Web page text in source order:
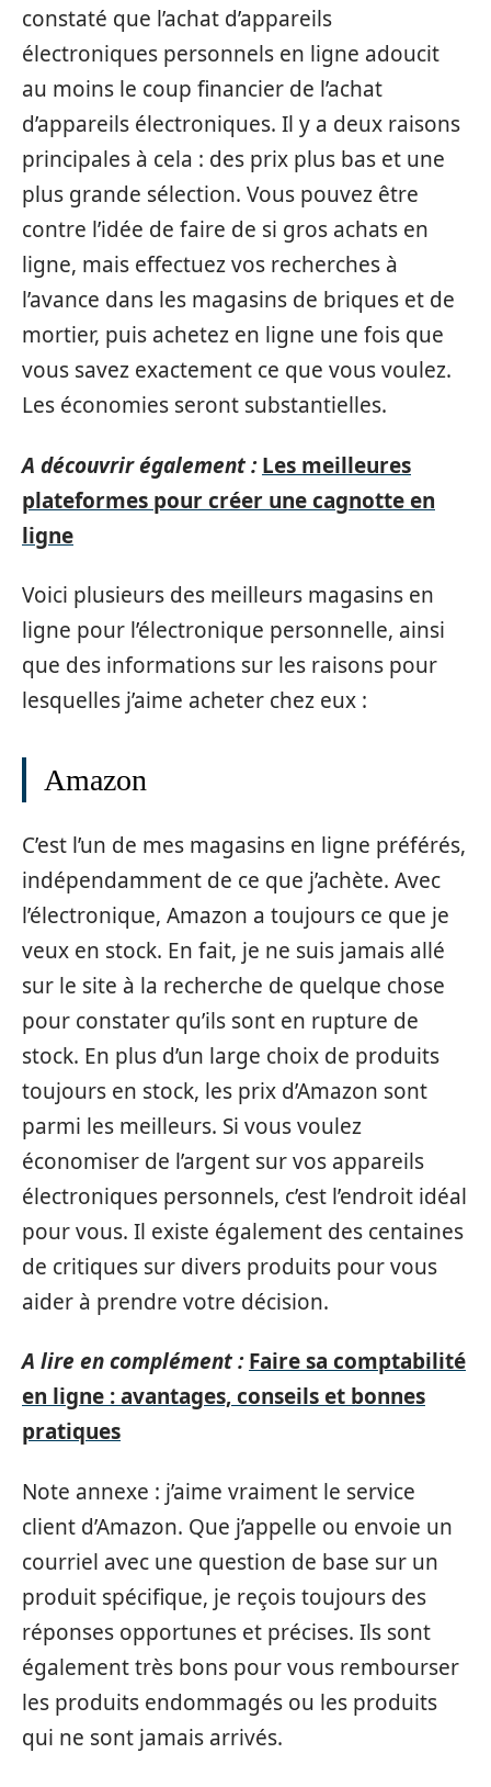
constaté que l’achat d’appareils
électroniques personnels en ligne adoucit
au moins le coup financier de l’achat
d’appareils électroniques. Il y a deux raisons
principales à cela : des prix plus bas et une
plus grande sélection. Vous pouvez être
contre l’idée de faire de si gros achats en
ligne, mais effectuez vos recherches à
l’avance dans les magasins de briques et de
mortier, puis achetez en ligne une fois que
vous savez exactement ce que vous voulez.
Les économies seront substantielles.
A découvrir également : Les meilleures
plateformes pour créer une cagnotte en
ligne
Voici plusieurs des meilleurs magasins en
ligne pour l’électronique personnelle, ainsi
que des informations sur les raisons pour
lesquelles j’aime acheter chez eux :
Amazon
C’est l’un de mes magasins en ligne préférés,
indépendamment de ce que j’achète. Avec
l’électronique, Amazon a toujours ce que je
veux en stock. En fait, je ne suis jamais allé
sur le site à la recherche de quelque chose
pour constater qu’ils sont en rupture de
stock. En plus d’un large choix de produits
toujours en stock, les prix d’Amazon sont
parmi les meilleurs. Si vous voulez
économiser de l’argent sur vos appareils
électroniques personnels, c’est l’endroit idéal
pour vous. Il existe également des centaines
de critiques sur divers produits pour vous
aider à prendre votre décision.
A lire en complément : Faire sa comptabilité
en ligne : avantages, conseils et bonnes
pratiques
Note annexe : j’aime vraiment le service
client d’Amazon. Que j’appelle ou envoie un
courriel avec une question de base sur un
produit spécifique, je reçois toujours des
réponses opportunes et précises. Ils sont
également très bons pour vous rembourser
les produits endommagés ou les produits
qui ne sont jamais arrivés.